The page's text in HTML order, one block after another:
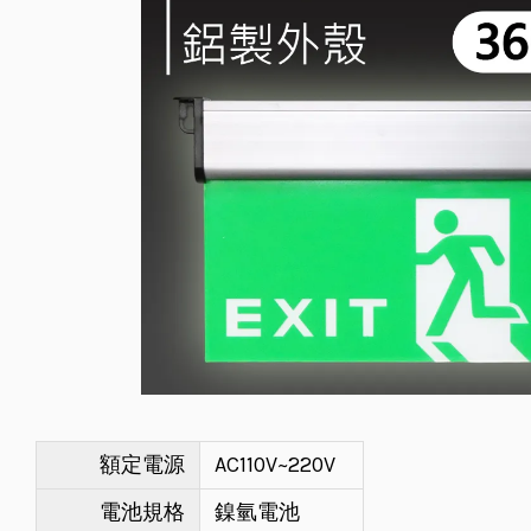
額定電源
AC110V~220V
電池規格
鎳氫電池